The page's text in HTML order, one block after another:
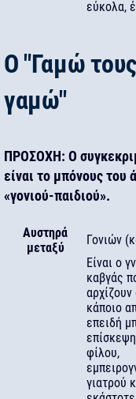
εύκολα,
Ο "Γαμώ
γαμώ"
ΠΡΟΣΟΧΗ: Ο
είναι το μπόνους του
«γονιού-παιδιού».
Αυστηρά
μεταξύ
Γονιών
Είναι ο
καβγάς
αρχίζουν
κάποιο
επειδή
φίλου,
γιατρού